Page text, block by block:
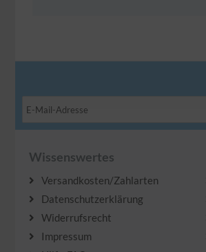
Wissenswertes
Versandkosten/Zahlarten
Datenschutzerklärung
Widerrufsrecht
Impressum